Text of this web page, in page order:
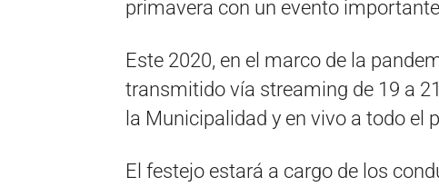
primavera con un evento
Este 2020, en el marco de la
transmitido vía streaming de 19 a
la Municipalidad y en vivo a todo el
El festejo estará a cargo de los